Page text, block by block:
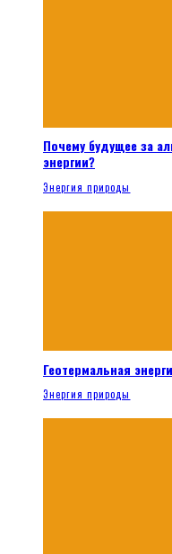
Почему будущее за
энергии?
Энергия природы
Геотермальная
Энергия природы